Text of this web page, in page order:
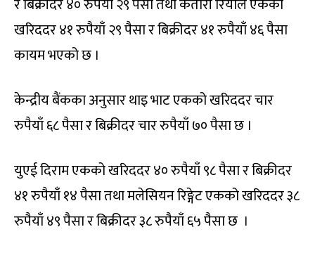
खरिददर ४१ रुपैयाँ २९ पैसा र बिक्रीदर ४१ रुपैयाँ ४६ पैसा
कायम भएको छ ।
केन्द्रीय बैंकका अनुसार थाइ भाट एकको खरिददर चार
रुपैयाँ ६८ पैसा र बिक्रीदर चार रुपैयाँ ७० पैसा छ ।
युएई दिराम एकको खरिददर ४० रुपैयाँ ९८ पैसा र बिक्रीदर
४१ रुपैयाँ १४ पैसा तथा मलेसियन रिङ्गेट एकको खरिददर ३८
रुपैयाँ ४९ पैसा र बिक्रीदर ३८ रुपैयाँ ६५ पैसा छ ।